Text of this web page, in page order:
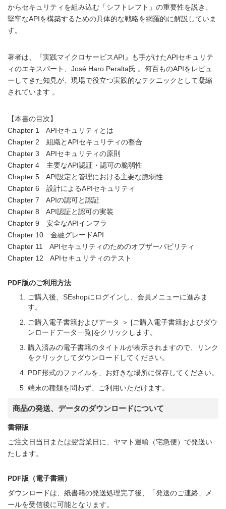
からセキュリティを組み込む「シフトレフト」の重要性を説き、
堅牢なAPIを構築するための具体的な戦略を網羅的に解説していま
す。
著者は、『実践マイクロサービスAPI』も手がけたAPIセキュリテ
ィのエキスパート、José Haro Peralta氏 。何百ものAPIをレビュ
ーしてきた知見が、現場で役立つ実践的なテクニックとして凝縮
されています 。
【本書の目次】
Chapter 1 APIセキュリティとは
Chapter 2 組織とAPIセキュリティの整合
Chapter 3 APIセキュリティの原則
Chapter 4 主要なAPI認証・認可の脆弱性
Chapter 5 API設定と管理における主要な脆弱性
Chapter 6 設計によるAPIセキュリティ
Chapter 7 APIの認可と認証
Chapter 8 API認証と認可の実装
Chapter 9 安全なAPIインフラ
Chapter 10 金融グレードAPI
Chapter 11 APIセキュリティのためのオブザーバビリティ
Chapter 12 APIセキュリティのテスト
PDF版のご利用方法
ご購入後、SEshopにログインし、会員メニューに進みま
す。
ご購入電子書籍およびデータ ＞ [ご購入電子書籍およびダウ
ンロードデータ一覧]をクリックします。
購入済みの電子書籍のタイトルが表示されますので、リンク
をクリックしてダウンロードしてください。
PDF形式のファイルを、お好きな場所に保存してください。
端末の種類を問わず、ご利用いただけます。
商品の発送、データのダウンロードについて
書籍版
ご注文日当日または翌営業日に、ヤマト運輸（宅急便）で発送い
たします。
PDF版（電子書籍）
ダウンロードは、紙書籍の発送処理完了後、「発送のご連絡」メ
ールを受信後に可能となります。